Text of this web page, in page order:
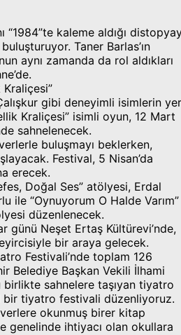
kaleme aldığı
Taner Barlas’ın
aynı zamanda da rol aldıkları
Kraliçesi”
gibi deneyimli isimlerin yer
Kraliçesi” isimli oyun, 12 Mart
sahnelenecek.
buluşmayı beklerken,
Festival, 5 Nisan’da
erecek.
Doğal Ses” atölyesi, Erdal
ile “Oynuyorum O Halde Varım”
düzenlenecek.
günü Neşet Ertaş Kültürevi’nde,
bir araya gelecek.
Festivali’nde toplam 126
Belediye Başkan Vekili İlhami
birlikte sahnelere taşıyan tiyatro
bir tiyatro festivali düzenliyoruz.
okunmuş birer kitap
genelinde ihtiyacı olan okullara